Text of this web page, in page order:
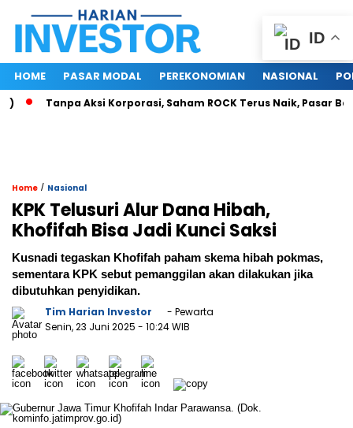
HOME PASAR MODAL PEREKONOMIAN NASIONAL
Tanpa Aksi Korporasi, Saham ROCK Terus Naik, Pasar Baca
Home / Nasional
KPK Telusuri Alur Dana Hibah,
Khofifah Bisa Jadi Kunci Saksi
Kusnadi tegaskan Khofifah paham skema hibah pokmas,
sementara KPK sebut pemanggilan akan dilakukan jika
dibutuhkan penyidikan.
Tim Harian Investor
- Pewarta
Senin, 23 Juni 2025 - 10:24 WIB
ID